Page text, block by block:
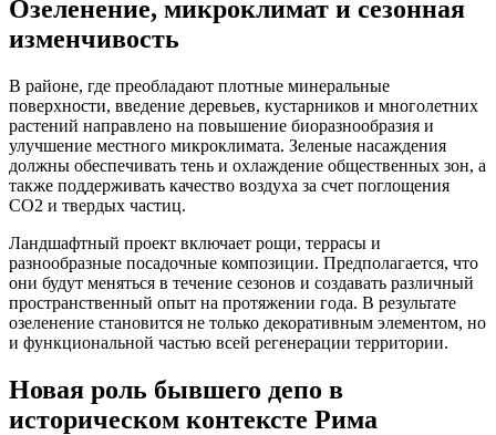
Озеленение, микроклимат и сезонная
изменчивость
В районе, где преобладают плотные минеральные
поверхности, введение деревьев, кустарников и многолетних
растений направлено на повышение биоразнообразия и
улучшение местного микроклимата. Зеленые насаждения
должны обеспечивать тень и охлаждение общественных зон, а
также поддерживать качество воздуха за счет поглощения
CO2 и твердых частиц.
Ландшафтный проект включает рощи, террасы и
разнообразные посадочные композиции. Предполагается, что
они будут меняться в течение сезонов и создавать различный
пространственный опыт на протяжении года. В результате
озеленение становится не только декоративным элементом, но
и функциональной частью всей регенерации территории.
Новая роль бывшего депо в
историческом контексте Рима